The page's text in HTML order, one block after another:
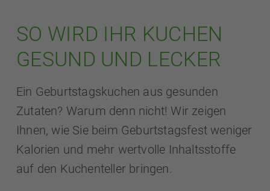
SO WIRD IHR KUCHEN
GESUND UND LECKER
Ein Geburtstagskuchen aus gesunden
Zutaten? Warum denn nicht! Wir zeigen
Ihnen, wie Sie beim Geburtstagsfest weniger
Kalorien und mehr wertvolle Inhaltsstoffe
auf den Kuchenteller bringen.